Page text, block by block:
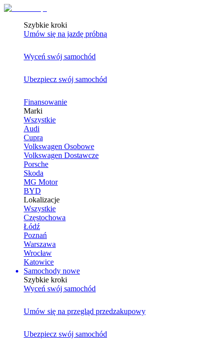
Szybkie kroki
Umów się na jazdę próbną
Wyceń swój samochód
Ubezpiecz swój samochód
Finansowanie
Marki
Wszystkie
Audi
Cupra
Volkswagen Osobowe
Volkswagen Dostawcze
Porsche
Skoda
MG Motor
BYD
Lokalizacje
Wszystkie
Częstochowa
Łódź
Poznań
Warszawa
Wrocław
Katowice
Samochody nowe
Szybkie kroki
Wyceń swój samochód
Umów się na przegląd przedzakupowy
Ubezpiecz swój samochód